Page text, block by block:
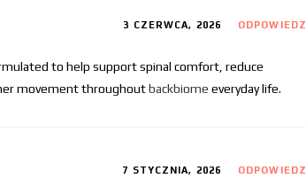
3 CZERWCA, 2026 ODPOWIEDZ
to help support spinal comfort, reduce
movement throughoutbackbiome everyday life.
7 STYCZNIA, 2026 ODPOWIEDZ